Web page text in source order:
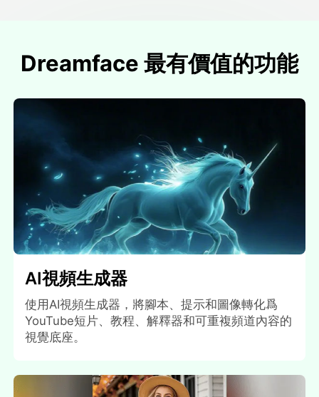
Dreamface 最有價值的功能
AI視頻生成器
使用AI視頻生成器，將腳本、提示和圖像轉化爲
YouTube短片、教程、解釋器和可重複頻道內容的
視覺底座。